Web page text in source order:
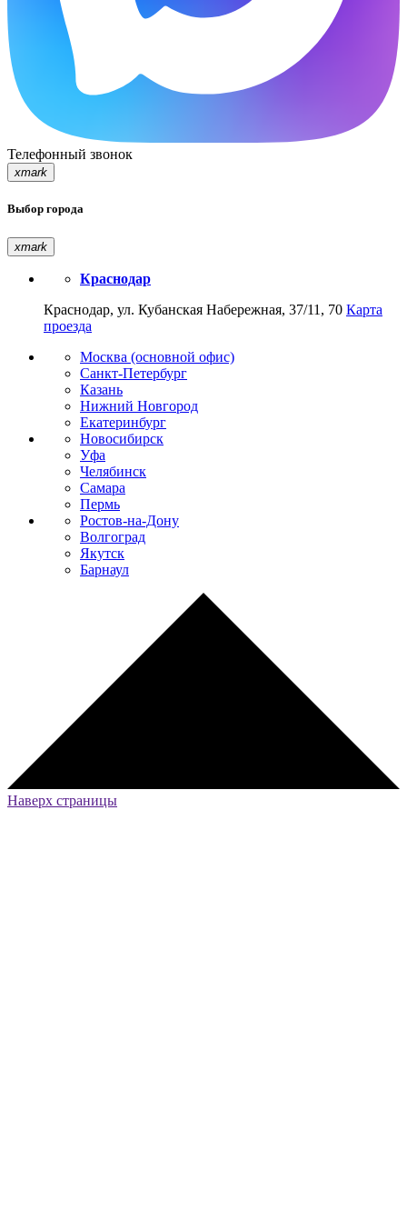
Телефонный звонок
xmark
Выбор города
xmark
Краснодар
Краснодар, ул. Кубанская Набережная, 37/11, 70 Карта
проезда
Москва (основной офис)
Санкт-Петербург
Казань
Нижний Новгород
Екатеринбург
Новосибирск
Уфа
Челябинск
Самара
Пермь
Ростов-на-Дону
Волгоград
Якутск
Барнаул
Наверх страницы